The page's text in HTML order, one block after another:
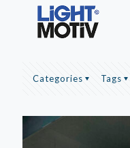
Categories Tags